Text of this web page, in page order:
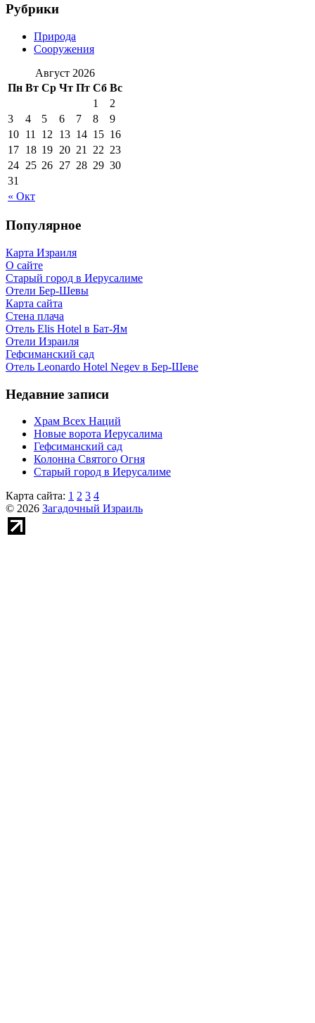
Рубрики
Природа
Сооружения
Август 2026
Пн Вт Ср Чт Пт Сб Вс
« Окт
1
2
3
4 5 6 7 8
9
10 11 12 13 14 15 16
17 18 19 20 21 22 23
24 25 26 27 28 29 30
31
Популярное
Карта Израиля
О сайте
Старый город в Иерусалиме
Отели Бер-Шевы
Карта сайта
Стена плача
Отель Elis Hotel в Бат-Ям
Отели Израиля
Гефсиманский сад
Отель Leonardo Hotel Negev в Бер-Шеве
Недавние записи
Храм Всех Наций
Новые ворота Иерусалима
Гефсиманский сад
Колонна Святого Огня
Старый город в Иерусалиме
Карта сайта: 1 2 3 4
© 2026 Загадочный Израиль